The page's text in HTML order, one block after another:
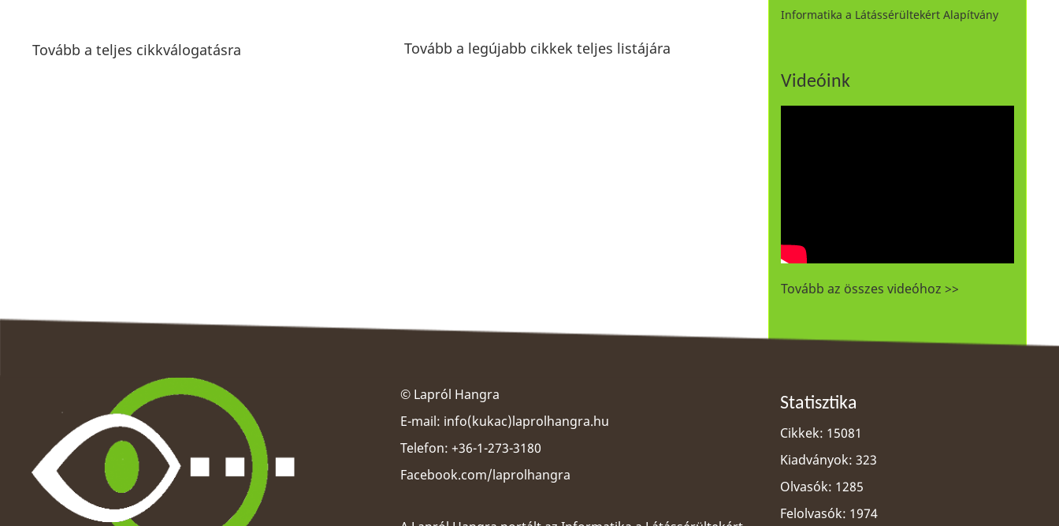
Tovább a teljes cikkválogatásra Tovább a legújabb cikkek teljes listájára
Informatika a Látássérültekért Alapítvány
Videóink
Tovább az összes videóhoz >>
© Lapról Hangra
E-mail: info(kukac)laprolhangra.hu
Telefon: +36-1-273-3180
Facebook.com/laprolhangra
Statisztika
Cikkek: 15081
Kiadványok: 323
Olvasók: 1285
Felolvasók: 1974